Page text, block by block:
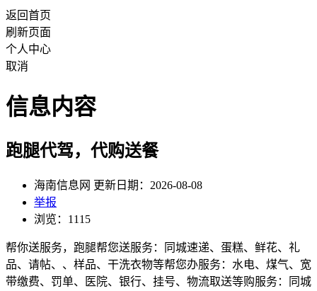
返回首页
刷新页面
个人中心
取消
信息内容
跑腿代驾，代购送餐
海南信息网 更新日期：2026-08-08
举报
浏览：1115
帮你送服务，跑腿帮您送服务：同城速递、蛋糕、鲜花、礼
品、请帖、、样品、干洗衣物等帮您办服务：水电、煤气、宽
带缴费、罚单、医院、银行、挂号、物流取送等购服务：同城